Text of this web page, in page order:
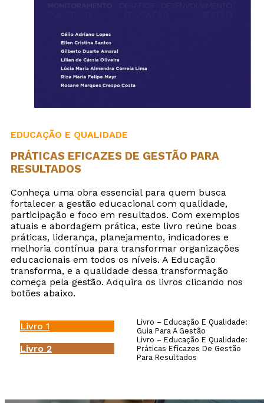
EDUCAÇÃO E QUALIDADE
PRÁTICAS EFICAZES DE GESTÃO PARA
RESULTADOS
Conheça uma obra essencial para quem busca
fortalecer a gestão educacional com qualidade,
participação e foco em resultados. Com exemplos
atuais e abordagem prática, este livro reúne boas
práticas, liderança, planejamento, indicadores e
melhoria contínua para transformar organizações
educacionais em todos os níveis. A Educação
transforma, e a qualidade dessa transformação
começa pela gestão. Adquira os livros clicando nos
botões abaixo.
Livro 1
Livro – Educação E Qualidade:
Guia Para A Gestão
Livro 2
Livro – Educação E Qualidade:
Práticas Eficazes De Gestão
Para Resultados